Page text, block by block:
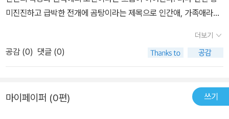
미진진하고 급박한 전개에 곰탕이라는 제목으로 인간애, 가족애라는
있음을 말하고 있다. 종인과 우환, 순희 속에 진한 사랑이 흐른다.
더보기
공감 (0) 댓글 (0)
마이페이퍼 (0편) 쓰기